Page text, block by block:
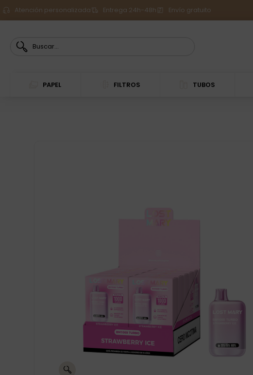
Atención personalizada Entrega 24h-48h Envío gratuito
PAPEL FILTROS TUBOS